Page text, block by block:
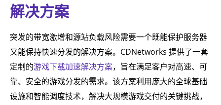
解决方案
突发的带宽激增和源站负载风险需要一个既能保护服务器
又能保持快速分发的解决方案。CDNetworks 提供了一套
定制的游戏下载加速解决方案，旨在满足客户对高速、可
靠、安全的游戏分发的需求。该方案利用庞大的全球基础
设施和智能调度技术，解决大规模游戏交付的关键挑战，